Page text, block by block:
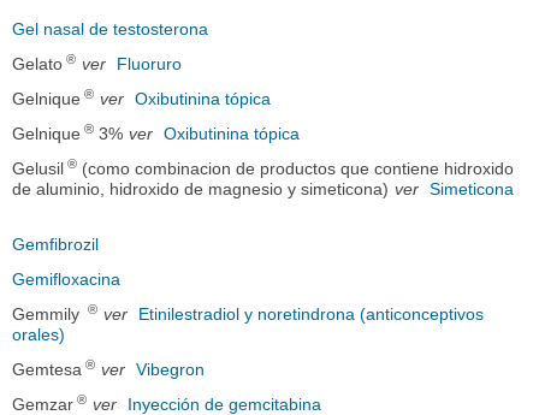
Gel nasal de testosterona
Gelato ® ver
Fluoruro
Gelnique ® ver Oxibutinina tópica
Gelnique ® 3% ver Oxibutinina tópica
Gelusil ® (como combinacion de productos que contiene hidroxido
de aluminio, hidroxido de magnesio y simeticona) ver Simeticona
Gemfibrozil
Gemifloxacina
Gemmily ® ver
Etinilestradiol y noretindrona (anticonceptivos
orales)
Gemtesa ® ver Vibegron
Gemzar ® ver Inyección de gemcitabina